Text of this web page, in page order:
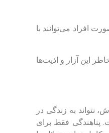
افراد می‌توانند با
این آزار و اذیت‌ها
نتواند به زندگی در
پناهندگی فقط برای